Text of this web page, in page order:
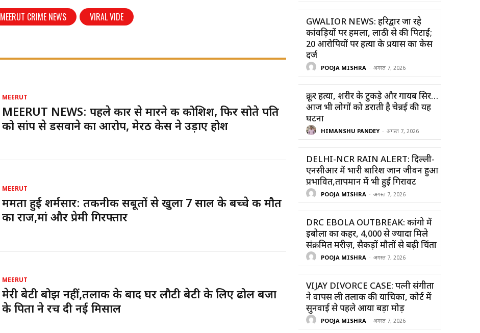
MEERUT CRIME NEWS VIRAL VIDE
MEERUT
MEERUT NEWS: पहले कार से मारने की कोशिश, फिर सोते पति
को सांप से डसवाने का आरोप, मेरठ केस ने उड़ाए होश
MEERUT
ममता हुई शर्मसार: तकनीकी सबूतों से खुला 7 साल के बच्चे की मौत
का राज,मां और प्रेमी गिरफ्तार
MEERUT
मेरी बेटी बोझ नहीं,तलाक के बाद घर लौटी बेटी के लिए ढोल बजा
के पिता ने रच दी नई मिसाल
GWALIOR NEWS: हरिद्वार जा रहे
कांवड़ियों पर हमला, लाठी से की पिटाई;
20 आरोपियों पर हत्या के प्रयास का केस
दर्ज
POOJA MISHRA - अगस्त 7, 2026
क्रूर हत्या, शरीर के टुकड़े और गायब सिर…
आज भी लोगों को डराती है चेन्नई की यह
घटना
HIMANSHU PANDEY - अगस्त 7, 2026
DELHI-NCR RAIN ALERT: दिल्ली-
एनसीआर में भारी बारिश जान जीवन हुआ
प्रभावित,तापमान में भी हुई गिरावट
POOJA MISHRA - अगस्त 7, 2026
DRC EBOLA OUTBREAK: कांगो में
इबोला का कहर, 4,000 से ज्यादा मिले
संक्रमित मरीज़, सैकड़ों मौतों से बढ़ी चिंता
POOJA MISHRA - अगस्त 7, 2026
VIJAY DIVORCE CASE: पत्नी संगीता
ने वापस ली तलाक की याचिका, कोर्ट में
सुनवाई से पहले आया बड़ा मोड़
POOJA MISHRA - अगस्त 7, 2026